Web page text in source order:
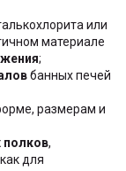
или
материале
;
банных печей
размерам и
полков,
для